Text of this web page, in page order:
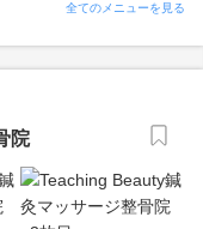
全てのメニューを見る
院